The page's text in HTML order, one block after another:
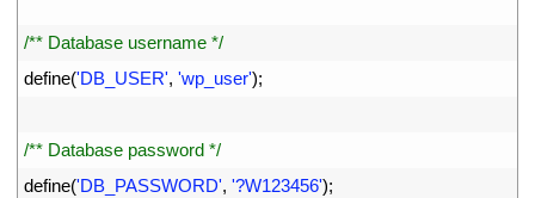
/** Database username */
define('DB_USER', 'wp_user');
/** Database password */
define('DB_PASSWORD', '?W123456');